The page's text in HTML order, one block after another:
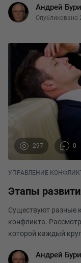
задача Андрей
Опубликовано
297 0
УПРАВЛЕНИЕ
Этапы
Существуют разные
конфликта.
которой каждый
понимать, как
Андрей